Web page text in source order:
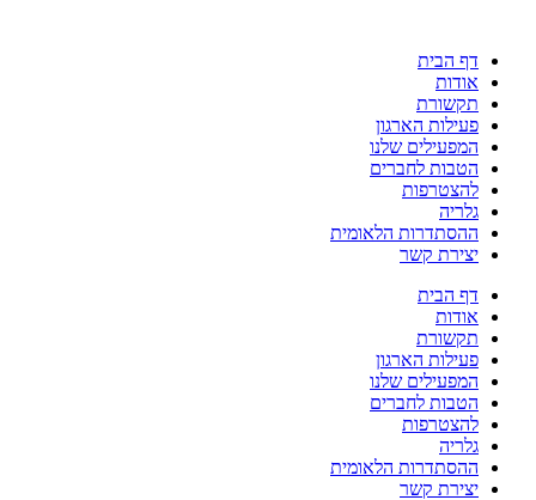
דף הבית
אודות
תקשורת
פעילות הארגון
המפעילים שלנו
הטבות לחברים
להצטרפות
גלריה
ההסתדרות הלאומית
יצירת קשר
דף הבית
אודות
תקשורת
פעילות הארגון
המפעילים שלנו
הטבות לחברים
להצטרפות
גלריה
ההסתדרות הלאומית
יצירת קשר